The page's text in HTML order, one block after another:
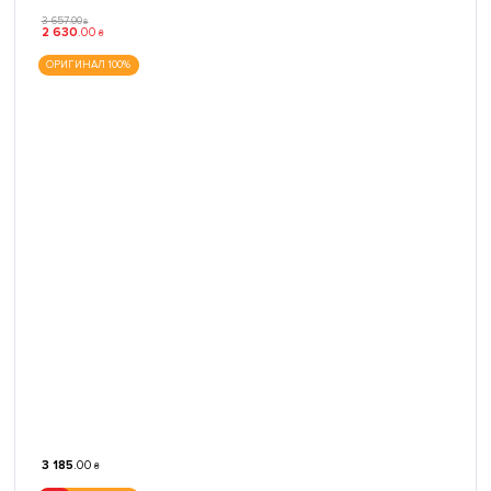
3 657.00 ₴
2 630.00 ₴
ОРИГИНАЛ 100%
3 185.00 ₴